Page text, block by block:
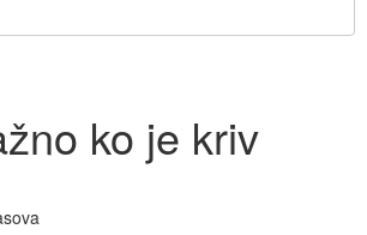
ko je kriv